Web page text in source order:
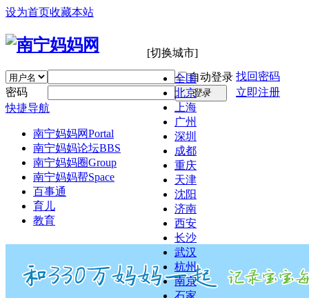
设为首页收藏本站
[切换城市]
全国
北京
上海
广州
深圳
成都
重庆
天津
沈阳
济南
西安
长沙
武汉
杭州
南京
石家
自动登录 找回密码
密码
登录
立即注册
快捷导航
南宁妈妈网Portal
南宁妈妈论坛BBS
南宁妈妈圈Group
南宁妈妈帮Space
百事通
育儿
教育